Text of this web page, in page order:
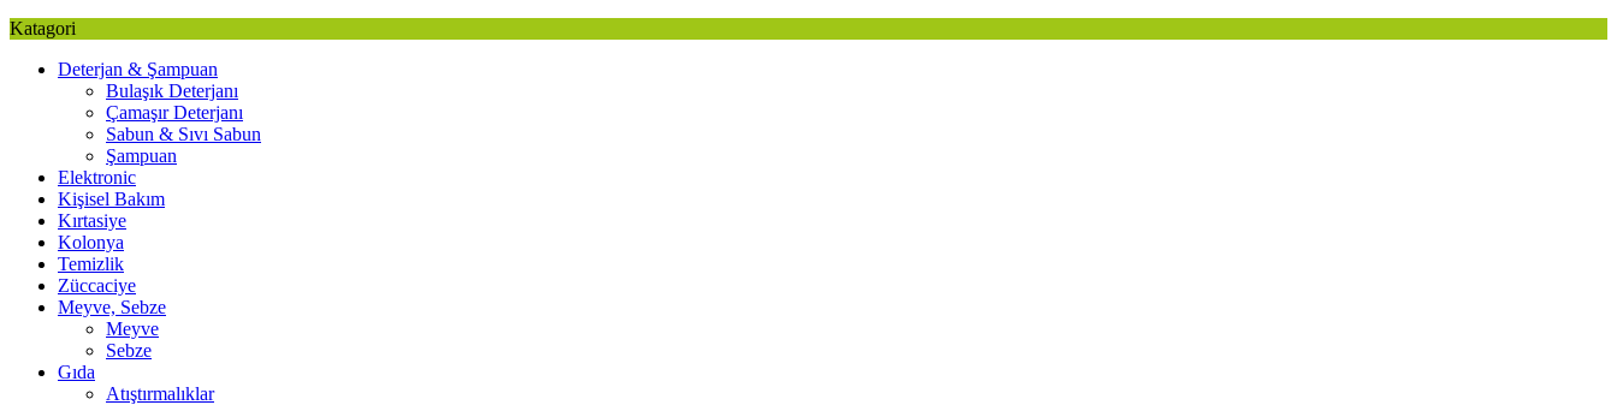
Katagori
Deterjan & Şampuan
Bulaşık Deterjanı
Çamaşır Deterjanı
Sabun & Sıvı Sabun
Şampuan
Elektronic
Kişisel Bakım
Kırtasiye
Kolonya
Temizlik
Züccaciye
Meyve, Sebze
Meyve
Sebze
Gıda
Atıştırmalıklar